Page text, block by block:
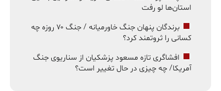
استان‌ها لو رفت
برندگان پنهان جنگ خاورمیانه / جنگ ۷۰ روزه چه
کسانی را ثروتمند کرد؟
افشاگری تازه مسعود پزشکیان از سناریوی جنگ
آمریکا/ چه چیزی در حال تغییر است؟